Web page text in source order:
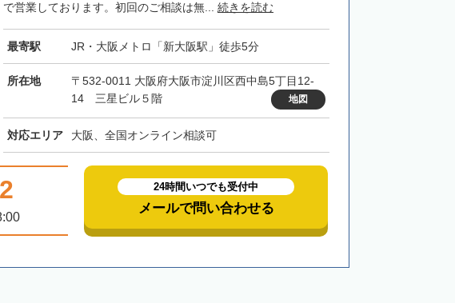
で営業しております。初回のご相談は無... 続きを読む
最寄駅 JR・大阪メトロ「新大阪駅」徒歩5分
所在地
〒532-0011 大阪府大阪市淀川区西中島5丁目12-
14 三星ビル５階
地図
対応エリア 大阪、全国オンライン相談可
24時間いつでも受付中
メールで問い合わせる